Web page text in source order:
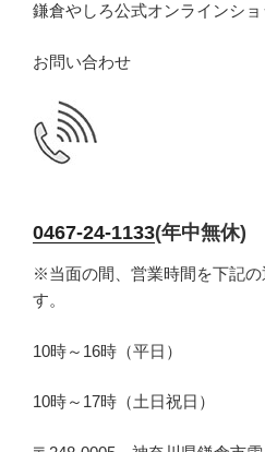
鎌倉やしろ公式オンラインシ
お問い合わせ
0467-24-1133(年中無休)
※当面の間、営業時間を下記の
す。
10時～16時（平日）
10時～17時（土日祝日）